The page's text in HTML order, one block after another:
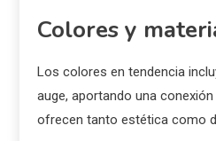
Colores y
Los colores en tendencia
auge, aportando una
ofrecen tanto estética como